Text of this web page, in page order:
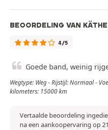
BEOORDELING VAN KÄTHE
4/5
Goede band, weinig
Wegtype: Weg - Rijstijl: Normaal -
kilometers: 15000 km
Vertaalde beoordeling
na een aankoopervaring op